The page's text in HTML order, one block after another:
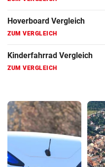
Hoverboard Vergleich
ZUM VERGLEICH
Kinderfahrrad Vergleich
ZUM VERGLEICH